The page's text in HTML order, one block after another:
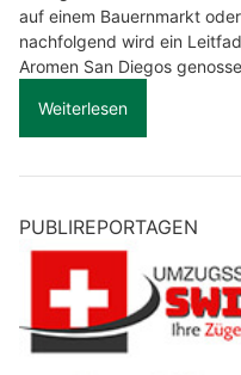
auf einem Bauernmarkt
nachfolgend wird ein
Aromen San Diegos
Weiterlesen
PUBLIREPORTAGEN